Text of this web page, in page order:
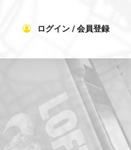
ログイン / 会員登録